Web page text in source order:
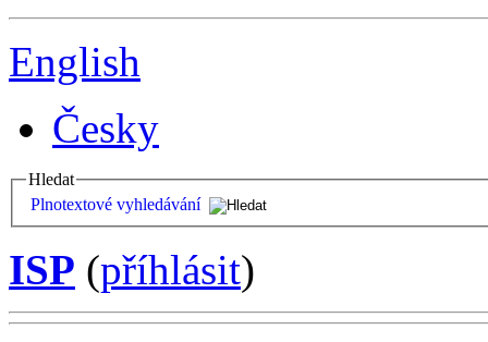
English
Česky
Hledat
Plnotextové vyhledávání
ISP (příhlásit)